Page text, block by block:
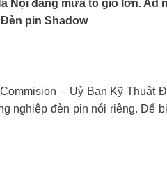
đang mưa to gió lớn. Ad
pin Shadow
– Uỷ Ban Kỹ Thuật
nghiệp đèn pin nói riêng. Để